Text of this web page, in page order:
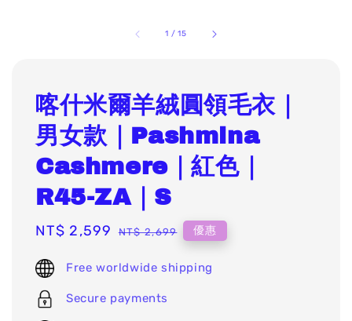
1 /15
喀什米爾羊絨圓領毛衣｜
男女款｜Pashmina
Cashmere｜紅色｜
R45-ZA｜S
Sale
NT$ 2,599 Regular
NT$ 2,699 優惠
Free worldwide shipping
Secure payments